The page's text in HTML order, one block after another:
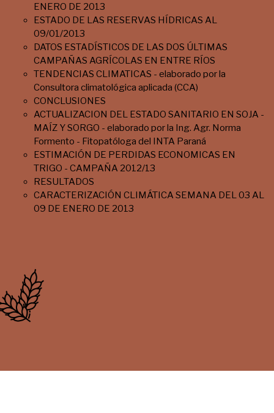
ENERO DE 2013
ESTADO DE LAS RESERVAS HÍDRICAS AL
09/01/2013
DATOS ESTADÍSTICOS DE LAS DOS ÚLTIMAS
CAMPAÑAS AGRÍCOLAS EN ENTRE RÍOS
TENDENCIAS CLIMATICAS - elaborado por la
Consultora climatológica aplicada (CCA)
CONCLUSIONES
ACTUALIZACION DEL ESTADO SANITARIO EN SOJA -
MAÍZ Y SORGO - elaborado por la Ing. Agr. Norma
Formento - Fitopatóloga del INTA Paraná
ESTIMACIÓN DE PERDIDAS ECONOMICAS EN
TRIGO - CAMPAÑA 2012/13
RESULTADOS
CARACTERIZACIÓN CLIMÁTICA SEMANA DEL 03 AL
09 DE ENERO DE 2013